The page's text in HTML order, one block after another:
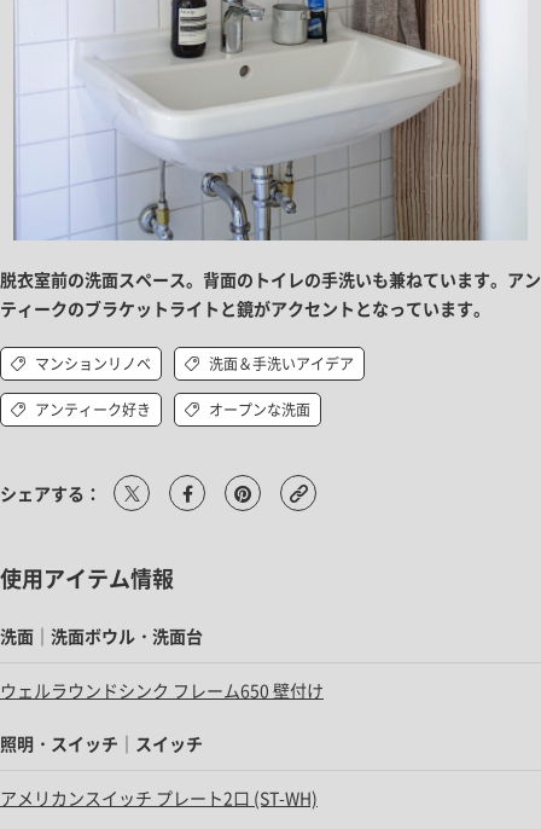
脱衣室前の洗面スペース。背面のトイレの手洗いも兼ねています。アン
ティークのブラケットライトと鏡がアクセントとなっています。
マンションリノベ 洗面＆手洗いアイデア
アンティーク好き オープンな洗面
シェアする：
使用アイテム情報
洗面｜洗面ボウル・洗面台
ウェルラウンドシンク フレーム650 壁付け
照明・スイッチ｜スイッチ
アメリカンスイッチ プレート2口 (ST-WH)